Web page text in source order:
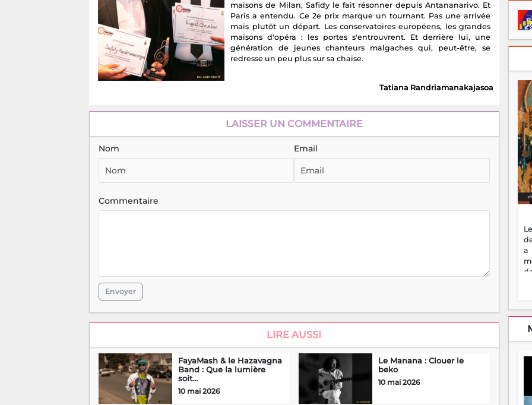
maisons de Milan, Safidy le fait résonner depuis Antananarivo. Et
Paris a entendu. Ce 2e prix marque un tournant. Pas une arrivée
mais plutôt un départ. Les conservatoires européens, les grandes
maisons d'opéra : les portes s'entrouvrent. Et derrière lui, une
génération de jeunes chanteurs malgaches qui, peut-être, se
redresse un peu plus sur sa chaise.
Tatiana Randriamanakajasoa
LAISSER UN COMMENTAIRE
Nom Email
Commentaire
Envoyer
LIRE AUSSI
FayaMash & le Hazavagna
Band : Que la lumière
soit...
10 mai 2026
Le Manana : Clouer le
beko
10 mai 2026
a